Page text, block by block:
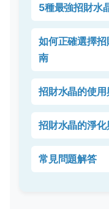
5種最強招財水
如何正確選擇
南
招財水晶的使
招財水晶的淨化
常見問題解答